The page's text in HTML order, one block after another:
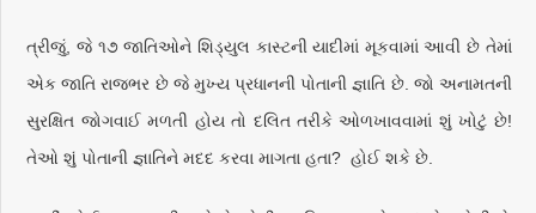
ત્રીજું, જે ૧૭ જાતિઓને શિડ્યુલ કાસ્ટની યાદીમાં મૂકવામાં આવી છે તેમાં
એક જાતિ રાજભર છે જે મુખ્ય પ્રધાનની પોતાની જ્ઞાતિ છે. જો અનામતની
સુરક્ષિત જોગવાઈ મળતી હોય તો દલિત તરીકે ઓળખાવવામાં શું ખોટું છે!
તેઓ શું પોતાની જ્ઞાતિને મદદ કરવા માગતા હતા? હોઈ શકે છે.